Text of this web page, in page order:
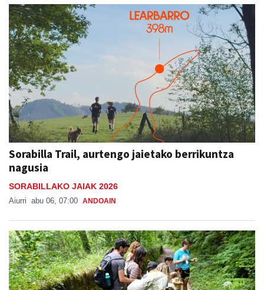
Sorabilla Trail, aurtengo jaietako berrikuntza
nagusia
SORABILLAKO JAIAK 2026
Aiurri abu 06, 07:00 ANDOAIN